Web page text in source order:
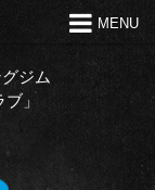
の特徴
あいさつ
MENU
ジム
」